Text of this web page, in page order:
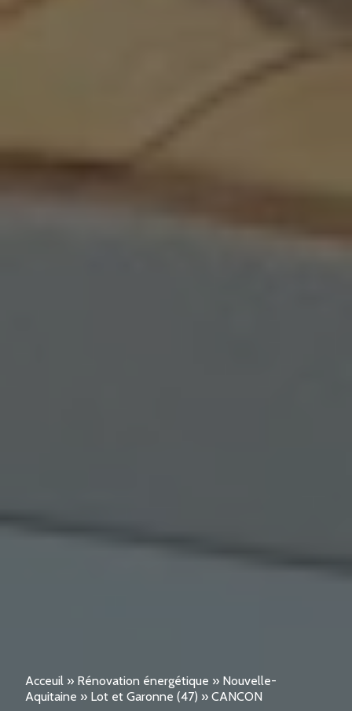
Acceuil » Rénovation énergétique » Nouvelle-
Aquitaine » Lot et Garonne (47) » CANCON